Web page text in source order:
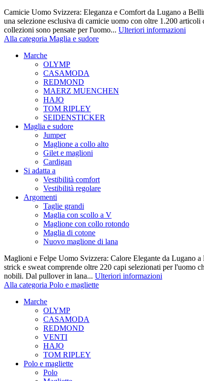
Camicie Uomo Svizzera: Eleganza e Comfort da Lugano a
una selezione esclusiva di camicie uomo con oltre 1.200
collezioni sono pensate per l'uomo... Ulteriori informazioni
Alla categoria Maglia e sudore
Marche
OLYMP
CASAMODA
REDMOND
MAERZ MUENCHEN
HAJO
TOM RIPLEY
SEIDENSTICKER
Maglia e sudore
Jumper
Maglione a collo alto
Gilet e maglioni
Cardigan
Si adatta a
Vestibilità comfort
Vestibilità regolare
Argomenti
Taglie grandi
Maglia con scollo a V
Maglione con collo rotondo
Maglia di cotone
Nuovo maglione di lana
Maglioni e Felpe Uomo Svizzera: Calore Elegante da Lugano
strick e sweat comprende oltre 220 capi selezionati per l'uomo
nobili. Dal pullover in lana... Ulteriori informazioni
Alla categoria Polo e magliette
Marche
OLYMP
CASAMODA
REDMOND
VENTI
HAJO
TOM RIPLEY
Polo e magliette
Polo